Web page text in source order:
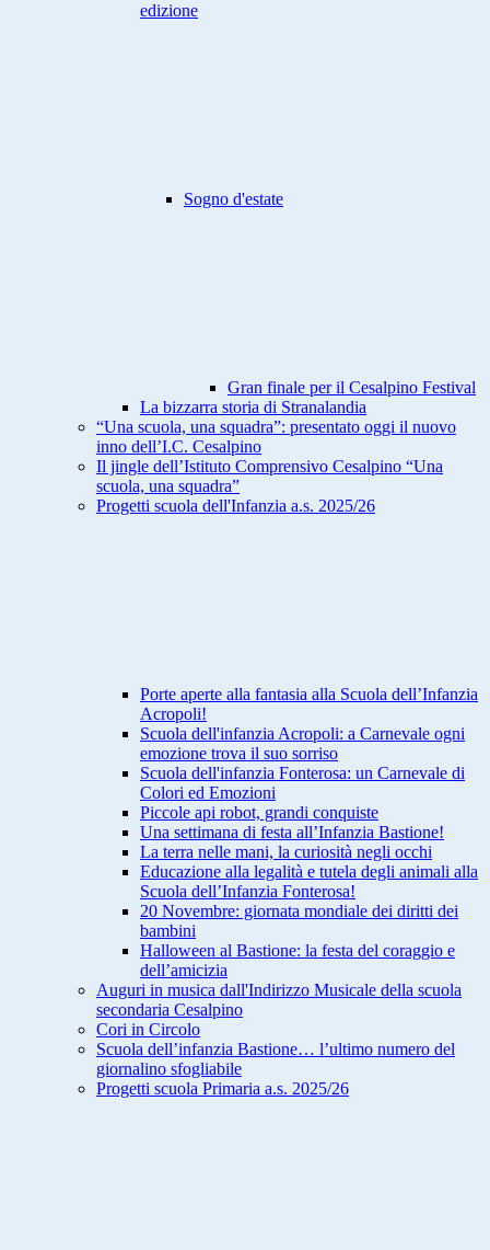
edizione
Sogno d'estate
Gran finale per il Cesalpino Festival
La bizzarra storia di Stranalandia
“Una scuola, una squadra”: presentato oggi il nuovo
inno dell’I.C. Cesalpino
Il jingle dell’Istituto Comprensivo Cesalpino “Una
scuola, una squadra”
Progetti scuola dell'Infanzia a.s. 2025/26
Porte aperte alla fantasia alla Scuola dell’Infanzia
Acropoli!
Scuola dell'infanzia Acropoli: a Carnevale ogni
emozione trova il suo sorriso
Scuola dell'infanzia Fonterosa: un Carnevale di
Colori ed Emozioni
Piccole api robot, grandi conquiste
Una settimana di festa all’Infanzia Bastione!
La terra nelle mani, la curiosità negli occhi
Educazione alla legalità e tutela degli animali alla
Scuola dell’Infanzia Fonterosa!
20 Novembre: giornata mondiale dei diritti dei
bambini
Halloween al Bastione: la festa del coraggio e
dell’amicizia
Auguri in musica dall'Indirizzo Musicale della scuola
secondaria Cesalpino
Cori in Circolo
Scuola dell’infanzia Bastione… l’ultimo numero del
giornalino sfogliabile
Progetti scuola Primaria a.s. 2025/26